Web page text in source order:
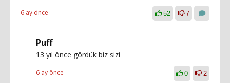
6 ay önce 52 7
Puff
13 yıl önce gördük biz sizi
6 ay önce 0 2